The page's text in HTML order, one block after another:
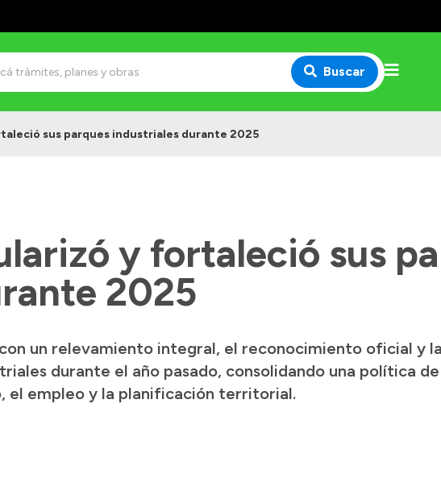
Buscar
sus parques industriales durante 2025
y fortaleció sus
2025
un relevamiento integral, el reconocimiento oficial y la
durante el año pasado, consolidando una política
el empleo y la planificación territorial.